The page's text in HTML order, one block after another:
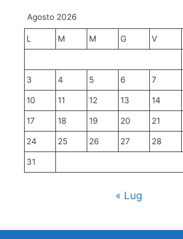
Agosto 2026
L M M G V
3 4 5 6 7
10 11 12 13 14
17 18 19 20 21
24 25 26 27 28
31
« Lug